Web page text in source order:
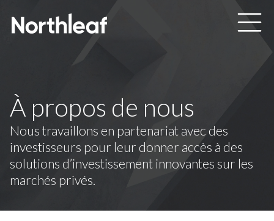
À propos de nous
Nous travaillons en partenariat avec des
investisseurs pour leur donner accès à des
solutions d’investissement innovantes sur les
marchés privés.